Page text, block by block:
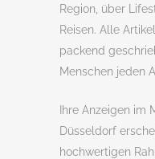
Region, über
Reisen. Alle
packend
Menschen jeden
Ihre Anzeigen im
Düsseldorf
hochwertigen